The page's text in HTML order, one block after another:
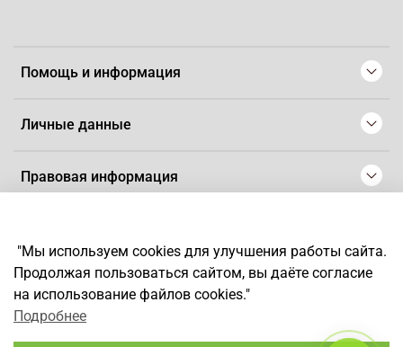
Помощь и информация
Личные данные
Правовая информация
*Любое использование контента без письменного разрешения
запрещено
"Мы используем cookies для улучшения работы сайта.
Продолжая пользоваться сайтом, вы даёте согласие
на использование файлов cookies."
Подробнее